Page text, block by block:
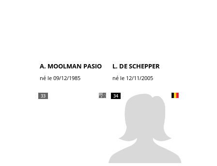
A. MOOLMAN PASIO
né le 09/12/1985
L. DE SCHEPPER
né le 12/11/2005
33 34